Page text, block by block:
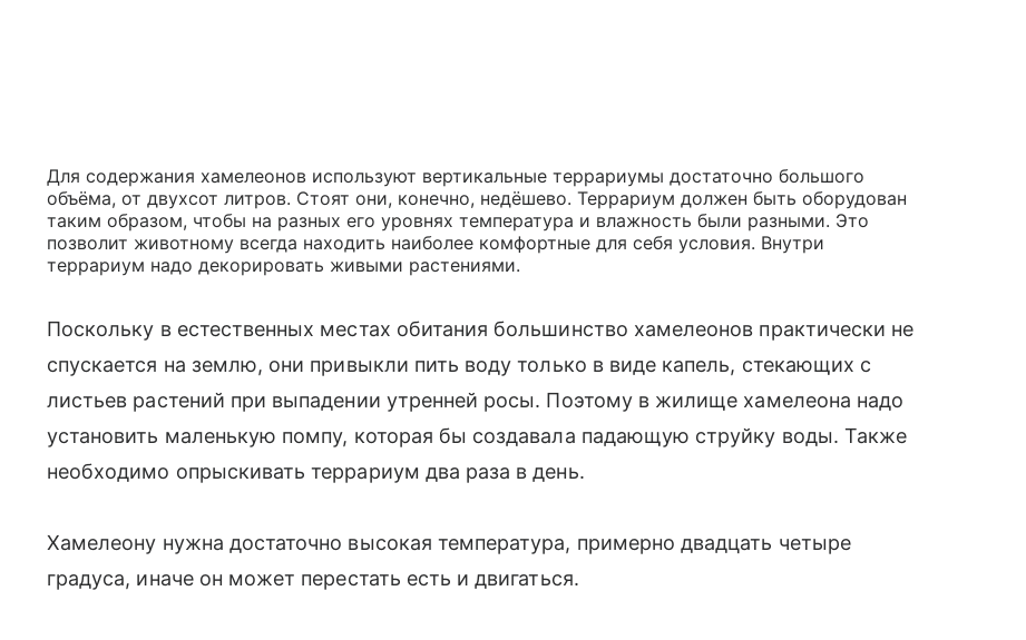
Для содержания хамелеонов используют вертикальные террариумы достаточно большого
объёма, от двухсот литров. Стоят они, конечно, недёшево. Террариум должен быть оборудован
таким образом, чтобы на разных его уровнях температура и влажность были разными. Это
позволит животному всегда находить наиболее комфортные для себя условия. Внутри
террариум надо декорировать живыми растениями.
Поскольку в естественных местах обитания большинство хамелеонов практически не
спускается на землю, они привыкли пить воду только в виде капель, стекающих с
листьев растений при выпадении утренней росы. Поэтому в жилище хамелеона надо
установить маленькую помпу, которая бы создавала падающую струйку воды. Также
необходимо опрыскивать террариум два раза в день.
Хамелеону нужна достаточно высокая температура, примерно двадцать четыре
градуса, иначе он может перестать есть и двигаться.